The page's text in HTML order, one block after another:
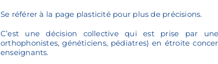
Se référer à la page plasticité pour plus de précisions.
C’est une décision collective qui est prise par une
orthophonistes, généticiens, pédiatres) en étroite
enseignants.